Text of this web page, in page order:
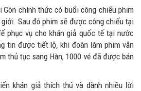
Gòn chính thức có buổi công chiếu phim
Sau đó phim sẽ được công chiếu tại
phục vụ cho khán giả quốc tế tại nước
tin được tiết lộ, khi đoàn làm phim vẫn
thủ tục sang Hàn, 1000 vé đã được bán
khán giả thích thú và dành nhiều lời